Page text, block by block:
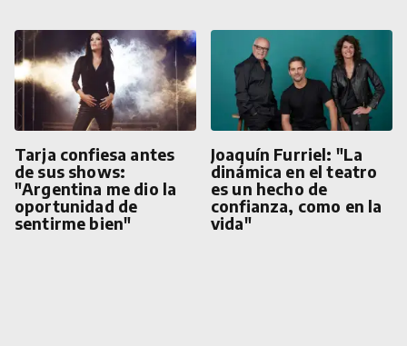
Tarja confiesa antes
de sus shows:
"Argentina me dio la
oportunidad de
sentirme bien"
Joaquín Furriel: "La
dinámica en el teatro
es un hecho de
confianza, como en la
vida"